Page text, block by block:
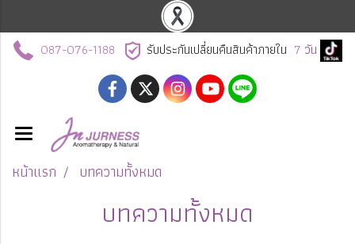
087-076-1188 รับประกันเปลี่ยนคืนสินค้าภายใน 7 วัน
หน้าแรก บทความทั้งหมด
บทความทั้งหมด